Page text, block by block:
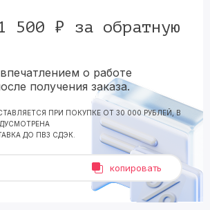
500 ₽ за обратную
о работе
получения заказа.
ПРИ ПОКУПКЕ ОТ 30 000 РУБЛЕЙ, В
ДО ПВЗ СДЭК.
копировать